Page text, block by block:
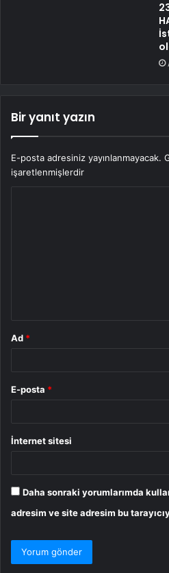
Bir yanıt yazın
E-posta adresiniz yayınlanmayacak.
işaretlenmişlerdir
Ad *
E-posta *
İnternet sitesi
Daha sonraki yorumlarımda
adresim ve site adresim bu